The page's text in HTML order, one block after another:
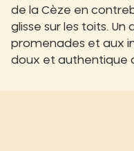
de la Cèze en
glisse sur les toits.
promenades et aux
doux et authentique